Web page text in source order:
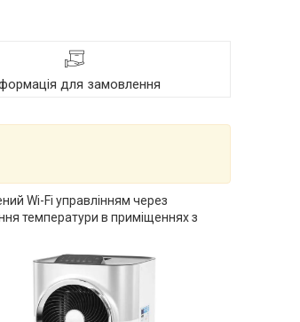
для замовлення
Wi-Fi управлінням через
температури в приміщеннях з